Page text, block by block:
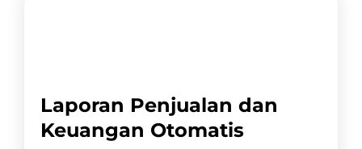
Laporan Penjualan dan
Keuangan Otomatis